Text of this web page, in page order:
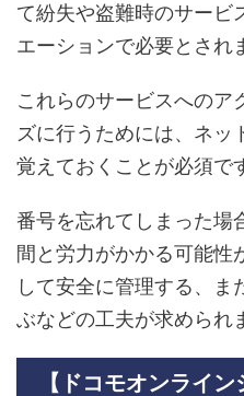
て紛失や盗難時のサービ
エーションで必要とされ
これらのサービスへのア
ズに行うためには、ネッ
覚えておくことが必須で
番号を忘れてしまった場
間と労力がかかる可能性
して安全に管理する、ま
ぶなどの工夫が求められ
【ドコモオンライ